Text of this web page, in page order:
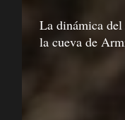
La dinámica
la cueva de